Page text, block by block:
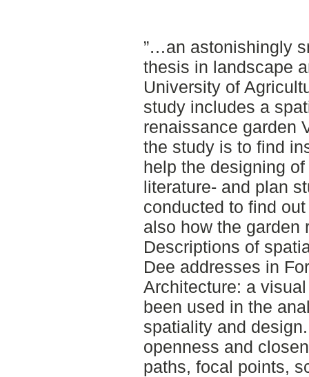
”…an astonishingly
thesis in landscape
University of
study includes a
renaissance garden
the study is to find
help the designing
literature- and plan
conducted to find
also how the garden
Descriptions of
Dee addresses in
Architecture: a
been used in the
spatiality and
openness and
paths, focal points,